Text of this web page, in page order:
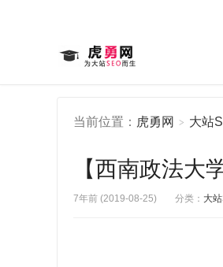
当前位置： 虎勇网 > 大站
【西南政法大
7年前 (2019-08-25) 分类： 大